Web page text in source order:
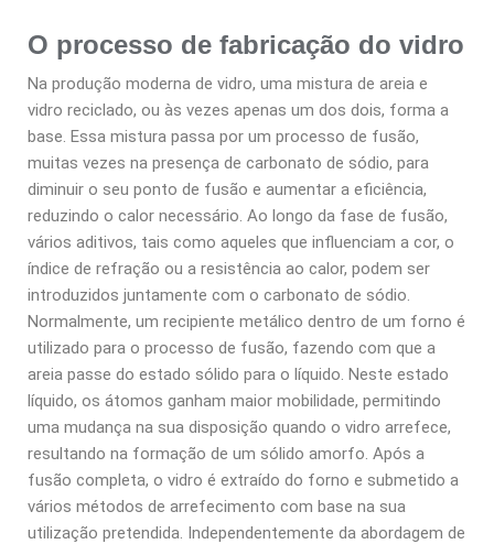
O processo de fabricação do vidro
Na produção moderna de vidro, uma mistura de areia e
vidro reciclado, ou às vezes apenas um dos dois, forma a
base. Essa mistura passa por um processo de fusão,
muitas vezes na presença de carbonato de sódio, para
diminuir o seu ponto de fusão e aumentar a eficiência,
reduzindo o calor necessário. Ao longo da fase de fusão,
vários aditivos, tais como aqueles que influenciam a cor, o
índice de refração ou a resistência ao calor, podem ser
introduzidos juntamente com o carbonato de sódio.
Normalmente, um recipiente metálico dentro de um forno é
utilizado para o processo de fusão, fazendo com que a
areia passe do estado sólido para o líquido. Neste estado
líquido, os átomos ganham maior mobilidade, permitindo
uma mudança na sua disposição quando o vidro arrefece,
resultando na formação de um sólido amorfo. Após a
fusão completa, o vidro é extraído do forno e submetido a
vários métodos de arrefecimento com base na sua
utilização pretendida. Independentemente da abordagem de